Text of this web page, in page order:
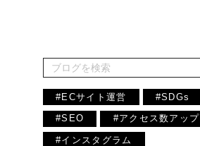
#ECサイト運営 #SDGs
#SEO #アクセス数アップ
#インスタグラム